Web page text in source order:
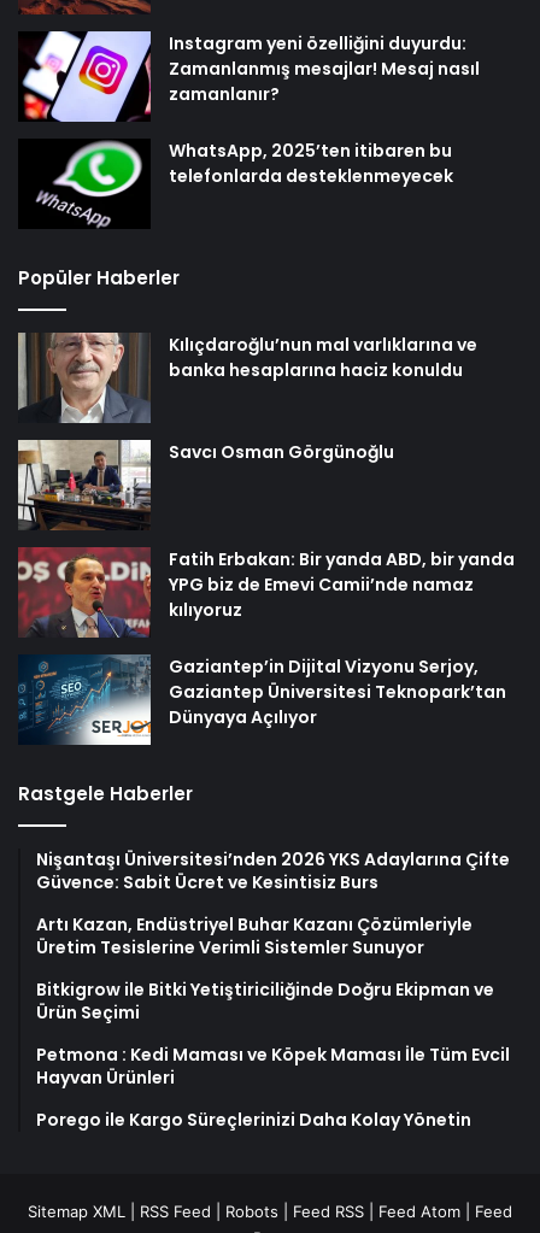
Instagram yeni özelliğini duyurdu:
Zamanlanmış mesajlar! Mesaj nasıl
zamanlanır?
WhatsApp, 2025’ten itibaren bu
telefonlarda desteklenmeyecek
Popüler Haberler
Kılıçdaroğlu’nun mal varlıklarına ve
banka hesaplarına haciz konuldu
Savcı Osman Görgünoğlu
Fatih Erbakan: Bir yanda ABD, bir yanda
YPG biz de Emevi Camii’nde namaz
kılıyoruz
Gaziantep’in Dijital Vizyonu Serjoy,
Gaziantep Üniversitesi Teknopark’tan
Dünyaya Açılıyor
Rastgele Haberler
Nişantaşı Üniversitesi’nden 2026 YKS Adaylarına Çifte
Güvence: Sabit Ücret ve Kesintisiz Burs
Artı Kazan, Endüstriyel Buhar Kazanı Çözümleriyle
Üretim Tesislerine Verimli Sistemler Sunuyor
Bitkigrow ile Bitki Yetiştiriciliğinde Doğru Ekipman ve
Ürün Seçimi
Petmona : Kedi Maması ve Köpek Maması İle Tüm Evcil
Hayvan Ürünleri
Porego ile Kargo Süreçlerinizi Daha Kolay Yönetin
Sitemap XML RSS Feed Robots Feed RSS Feed Atom
Feed